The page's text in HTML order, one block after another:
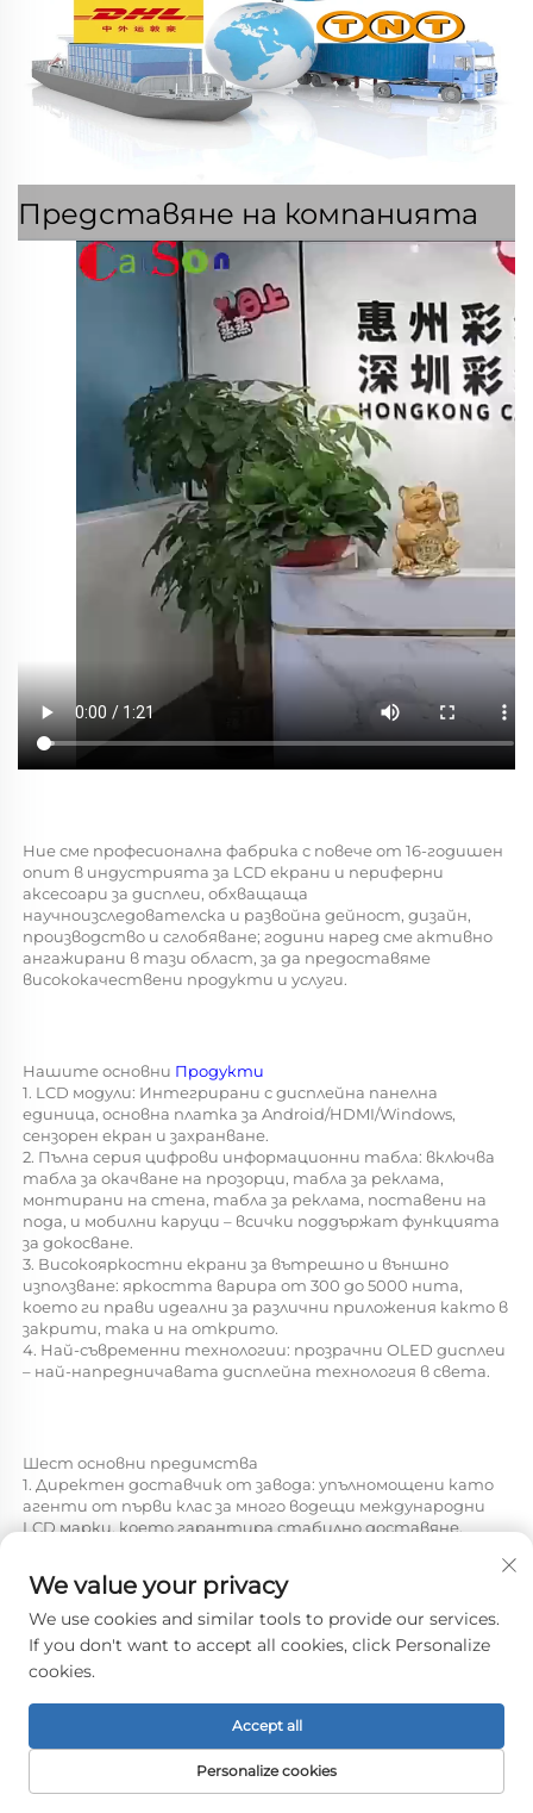
Представяне на компанията
Ние сме професионална фабрика с повече от 16-годишен
опит в индустрията за LCD екрани и периферни
аксесоари за дисплеи, обхващаща
научноизследователска и развойна дейност, дизайн,
производство и сглобяване; години наред сме активно
ангажирани в тази област, за да предоставяме
висококачествени продукти и услуги.
Нашите основни Продукти
1. LCD модули: Интегрирани с дисплейна панелна
единица, основна платка за Android/HDMI/Windows,
сензорен екран и захранване.
2. Пълна серия цифрови информационни табла: включва
табла за окачване на прозорци, табла за реклама,
монтирани на стена, табла за реклама, поставени на
пода, и мобилни каруци – всички поддържат функцията
за докосване.
3. Високояркостни екрани за вътрешно и външно
използване: яркостта варира от 300 до 5000 нита,
което ги прави идеални за различни приложения както в
закрити, така и на открито.
4. Най-съвременни технологии: прозрачни OLED дисплеи
– най-напредничавата дисплейна технология в света.
Шест основни предимства
1. Директен доставчик от завода: упълномощени като
агенти от първи клас за много водещи международни
LCD марки, което гарантира стабилно доставяне.
работилница с капацитет на милион единици,
специализирана в проекти от висок клас за
високояркостни и докосваеми дисплеи.
3. Бързо персонализиране: собствена фабрика за
изработка на ламаринени детайли с пълен контрол
върху материали и дизайн; чертежите могат да бъдат
готови за срок от само 1 ден.
4. Професионален екип: общо 107 служители,
включително 20 търговски представители, 7 инженери
по научни изследвания и разработки (R&D) и 10 членове
We value your privacy
We use cookies and similar tools to provide our services.
If you don't want to accept all cookies, click Personalize
cookies.
Personalize cookies
Accept all